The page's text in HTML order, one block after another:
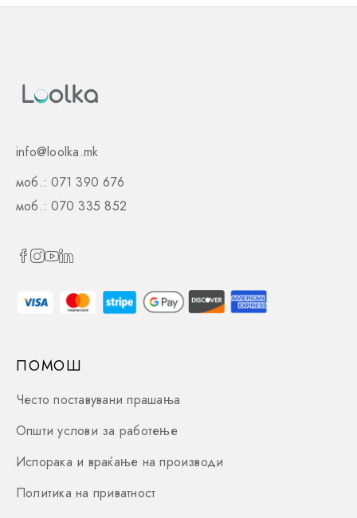
info@loolka.mk
моб.: 071 390 676
моб.: 070 335 852
ПОМОШ
Често поставувани прашања
Општи услови за работење
Испорака и враќање на производи
Политика на приватност